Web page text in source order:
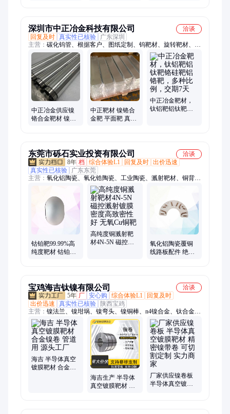
深圳市中正冶金科技有限公司
洽谈
回复及时 真实性已核验
广东深圳
主营： 碳化钨管、根据客户、图纸定制、钨靶材、旋转靶材、中
正冶金、喷涂银管
中正冶金供应镍
铬合金靶材 镍铁
中正靶材 镍铬合
金靶 平面靶 真空
中正冶金靶材，
钛铝靶铝钛靶铬
东莞市砾石实业投资有限公司
洽谈
8年 档 综合体验L1 回复及时 出价迅速
真实性已核验
广东东莞
主营： 氧化铝陶瓷、氧化锆陶瓷、工业陶瓷、溅射靶材、铜背
板、钛靶材、镍靶材、ITO靶材、99氧化铝陶瓷、蒸发材料、镀
膜材料、耐高温陶瓷、铝塑膜、坩埚、陶瓷板、铝型材、绝缘陶
瓷、包装膜、防静电陶瓷、石墨坩埚、陶瓷垫圈、陶瓷零件、可
加工陶瓷、微晶玻璃陶瓷
钴铂靶99.99%高
纯度靶材 钴铂合
高纯度铜溅射靶
材4N-5N 磁控溅
氧化铝陶瓷覆铜
线路板配件 绝缘
宝鸡海吉钛镍有限公司
洽谈
5年 厂 安心购 综合体验L1
回复及时
出价迅速
真实性已核验
陕西宝鸡
主营： 镍法兰、镍坩埚、镍弯头、镍铜棒、n4镍合金、钛合金
环、镍合金棒、钛合金管、ta2钛卷、ta1钛棒、镍板能、换热
管、镍卷带、钛卷带、镍圆棒、n6镍螺丝、n4镍管件、n5厚壁
管、高纯镍板、电解镍板、镍基焊丝、电镀镍板、纯镍管件、超
细镍丝、高纯镍管
海吉 半导体真空
镀膜靶材 合金镍
海吉生产 半导体
真空镀膜靶材 镍
厂家供应镍卷板
半导体真空镀膜